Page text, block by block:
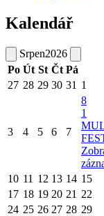
Kalendář
Srpen2026
Po Út St Čt Pá
27 28 29 30 31 1
3 4 5 6 7
8
1
10 11 12 13 14 15
17 18 19 20 21 22
24 25 26 27 28 29